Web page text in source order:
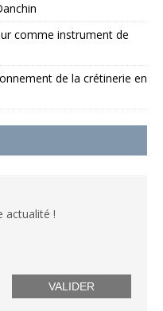
comme instrument de
de la crétinerie en
actualité !